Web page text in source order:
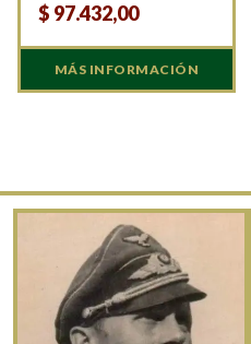
$ 97.432,00
MÁS INFORMACIÓN